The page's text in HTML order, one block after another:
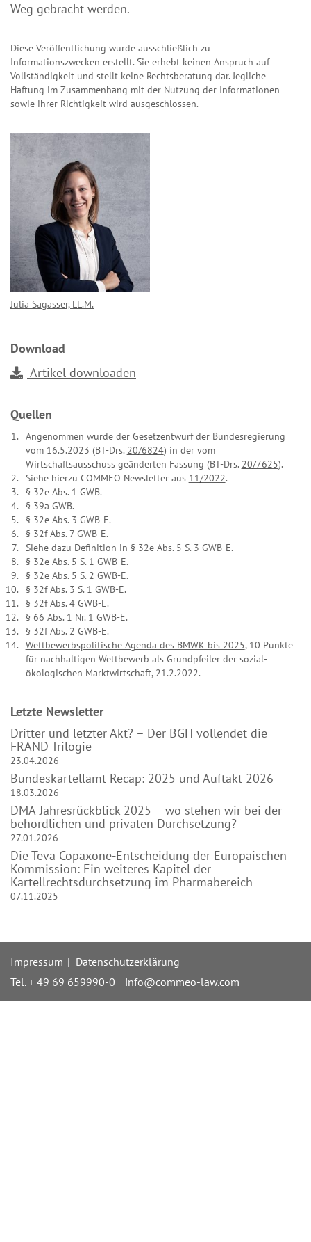
Weg gebracht werden.
Diese Veröffentlichung wurde ausschließlich zu
Informationszwecken erstellt. Sie erhebt keinen Anspruch auf
Vollständigkeit und stellt keine Rechtsberatung dar. Jegliche
Haftung im Zusammenhang mit der Nutzung der Informationen
sowie ihrer Richtigkeit wird ausgeschlossen.
Julia Sagasser, LL.M.
Download
Artikel downloaden
Quellen
Angenommen wurde der Gesetzentwurf der Bundesregierung
vom 16.5.2023 (BT-Drs. 20/6824) in der vom
Wirtschaftsausschuss geänderten Fassung (BT-Drs. 20/7625).
Siehe hierzu COMMEO Newsletter aus 11/2022.
§ 32e Abs. 1 GWB.
§ 39a GWB.
§ 32e Abs. 3 GWB-E.
§ 32f Abs. 7 GWB-E.
Siehe dazu Definition in § 32e Abs. 5 S. 3 GWB-E.
§ 32e Abs. 5 S. 1 GWB-E.
§ 32e Abs. 5 S. 2 GWB-E.
§ 32f Abs. 3 S. 1 GWB-E.
§ 32f Abs. 4 GWB-E.
§ 66 Abs. 1 Nr. 1 GWB-E.
§ 32f Abs. 2 GWB-E.
Wettbewerbspolitische Agenda des BMWK bis 2025, 10 Punkte
für nachhaltigen Wettbewerb als Grundpfeiler der sozial-
ökologischen Marktwirtschaft, 21.2.2022.
Letzte News­letter
Dritter und letzter Akt? – Der BGH vollendet die
FRAND-Trilogie
23.04.2026
Bundeskartellamt Recap: 2025 und Auftakt 2026
18.03.2026
DMA-Jahresrückblick 2025 – wo stehen wir bei der
behördlichen und privaten Durchsetzung?
27.01.2026
Die Teva Copaxone-Entscheidung der Europäischen
Kommission: Ein weiteres Kapitel der
Kartellrechtsdurchsetzung im Pharmabereich
07.11.2025
Impressum
Datenschutzerklärung
Tel. + 49 69 659990-0
info@commeo-law.com